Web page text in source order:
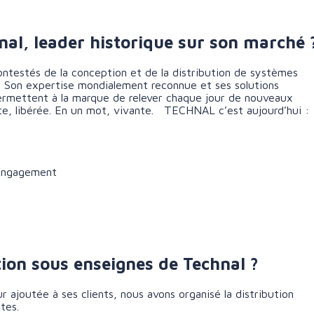
leader historique sur son marché
de la conception et de la distribution de systèmes
expertise mondialement reconnue et ses solutions
à la marque de relever chaque jour de nouveaux
libérée. En un mot, vivante. TECHNAL c’est aujourd’hui :
sous enseignes de Technal ?
à ses clients, nous avons organisé la distribution